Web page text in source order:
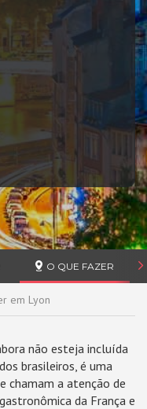
O QUE FAZER
em Lyon
não esteja incluída
brasileiros, é uma
chamam a atenção de
da França e